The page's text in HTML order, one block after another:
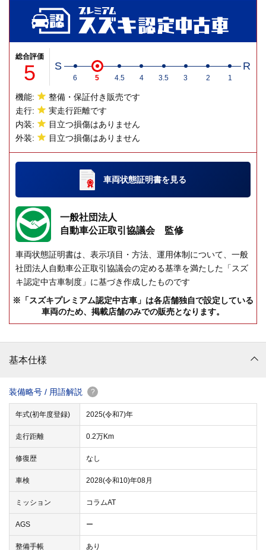
総合評価
5 S R
6 5 4.5 4 3.5 3 2 1
機能:
整備・保証付き販売です
走行:
実走行距離です
内装:
目立つ損傷はありません
外装:
目立つ損傷はありません
車両状態証明書を見る
一般社団法人
自動車公正取引協議会 監修
車両状態証明書は、表示項目・方法、運用体制について、一般
社団法人自動車公正取引協議会の定める基準を満たした「スズ
キ認定中古車制度」に基づき作成したものです
※「スズキプレミアム認定中古車」は各店舗独自で設定している
車両のため、掲載店舗のみでの販売となります。
基本仕様
装備略号 / 用語解説 ?
年式(初年度登録) 2025(令和7)年
走行距離 0.2万Km
修復歴 なし
車検 2028(令和10)年08月
ミッション コラムAT
AGS ー
整備手帳 あり